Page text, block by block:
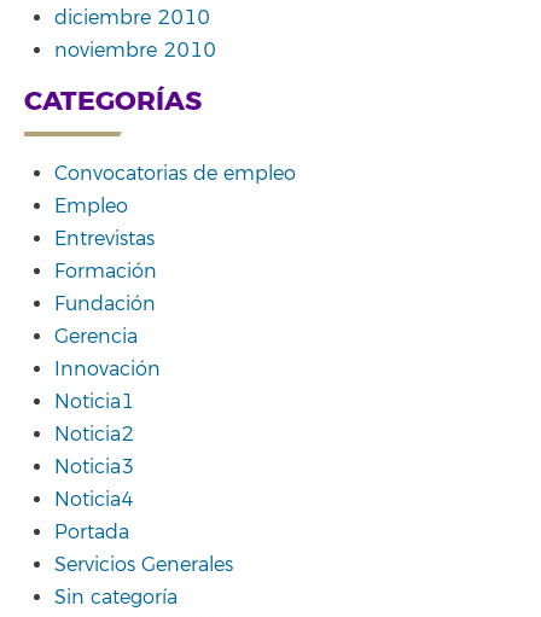
diciembre 2010
noviembre 2010
CATEGORÍAS
Convocatorias de empleo
Empleo
Entrevistas
Formación
Fundación
Gerencia
Innovación
Noticia1
Noticia2
Noticia3
Noticia4
Portada
Servicios Generales
Sin categoría